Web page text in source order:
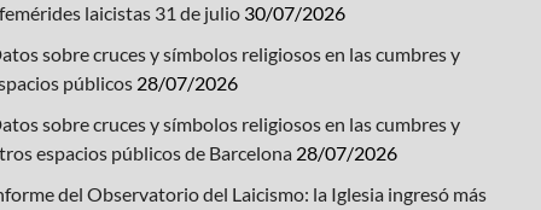
laicistas 31 de julio 30/07/2026
sobre cruces y símbolos religiosos en las cumbres y
públicos 28/07/2026
sobre cruces y símbolos religiosos en las cumbres y
espacios públicos de Barcelona 28/07/2026
del Observatorio del Laicismo: la Iglesia ingresó más